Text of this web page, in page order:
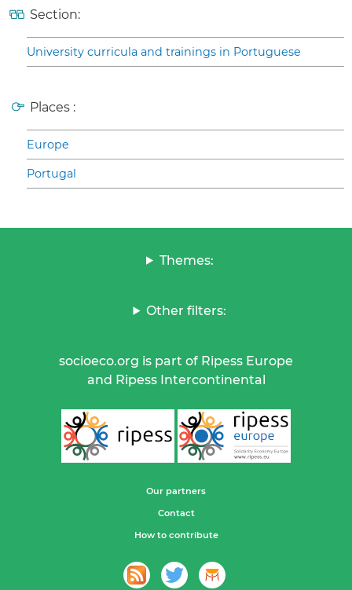
Section:
University curricula and trainings in Portuguese
Places :
Europe
Portugal
Themes:
Other filters:
socioeco.org is part of Ripess Europe
and Ripess Intercontinental
Our partners
Contact
How to contribute